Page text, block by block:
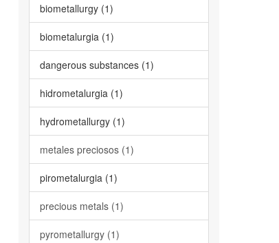
biometallurgy (1)
biometalurgia (1)
dangerous substances (1)
hidrometalurgia (1)
hydrometallurgy (1)
metales preciosos (1)
pirometalurgia (1)
precious metals (1)
pyrometallurgy (1)